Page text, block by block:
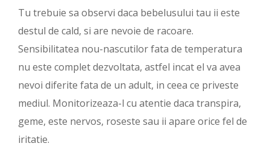
Tu trebuie sa observi daca bebelusului tau ii este
destul de cald, si are nevoie de racoare.
Sensibilitatea nou-nascutilor fata de temperatura
nu este complet dezvoltata, astfel incat el va avea
nevoi diferite fata de un adult, in ceea ce priveste
mediul. Monitorizeaza-l cu atentie daca transpira,
geme, este nervos, roseste sau ii apare orice fel de
iritatie.